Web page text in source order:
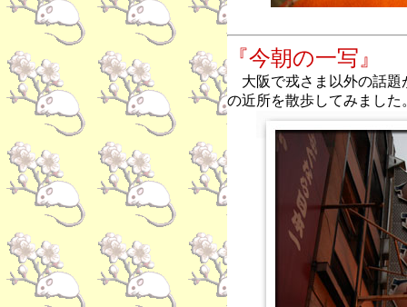
『今朝の一写』
大阪で戎さま以外の話題
の近所を散歩してみました